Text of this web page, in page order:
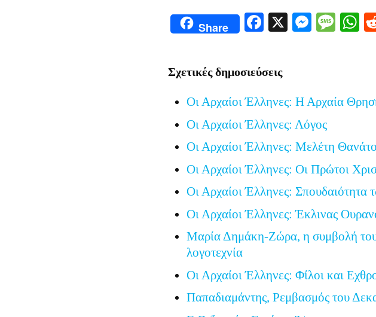
Share Facebook
X
Σχετικές δημοσιεύσεις
Οι Αρχαίοι Έλληνες: Η Αρχαία
Οι Αρχαίοι Έλληνες: Λόγος
Οι Αρχαίοι Έλληνες: Μελέτη
Οι Αρχαίοι Έλληνες: Οι Πρώτοι
Οι Αρχαίοι Έλληνες: Σπουδαιότητα
Οι Αρχαίοι Έλληνες: Έκλινας
Μαρία Δημάκη-Ζώρα, η συμβολή του
λογοτεχνία
Οι Αρχαίοι Έλληνες: Φίλοι και
Παπαδιαμάντης, Ρεμβασμός του